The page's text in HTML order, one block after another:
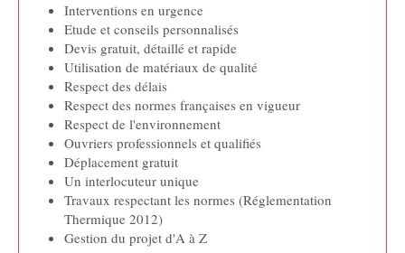
Interventions en urgence
Etude et conseils personnalisés
Devis gratuit, détaillé et rapide
Utilisation de matériaux de qualité
Respect des délais
Respect des normes françaises en vigueur
Respect de l'environnement
Ouvriers professionnels et qualifiés
Déplacement gratuit
Un interlocuteur unique
Travaux respectant les normes (Réglementation
Thermique 2012)
Gestion du projet d'A à Z